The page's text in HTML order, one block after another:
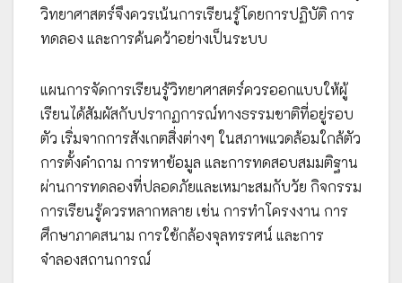
วิทยาศาสตร์จึงควรเน้นการเรียนรู้โดยการปฏิบัติ การ
ทดลอง และการค้นคว้าอย่างเป็นระบบ
แผนการจัดการเรียนรู้วิทยาศาสตร์ควรออกแบบให้ผู้
เรียนได้สัมผัสกับปรากฏการณ์ทางธรรมชาติที่อยู่รอบ
ตัว เริ่มจากการสังเกตสิ่งต่างๆ ในสภาพแวดล้อมใกล้ตัว
การตั้งคำถาม การหาข้อมูล และการทดสอบสมมติฐาน
ผ่านการทดลองที่ปลอดภัยและเหมาะสมกับวัย กิจกรรม
การเรียนรู้ควรหลากหลาย เช่น การทำโครงงาน การ
ศึกษาภาคสนาม การใช้กล้องจุลทรรศน์ และการ
จำลองสถานการณ์